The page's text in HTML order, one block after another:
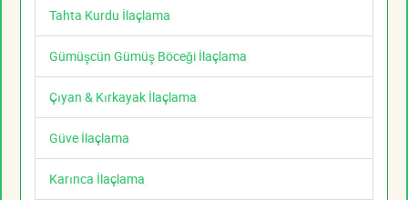
Tahta Kurdu İlaçlama
Gümüşcün Gümüş Böceği İlaçlama
Çıyan & Kırkayak İlaçlama
Güve İlaçlama
Karınca İlaçlama